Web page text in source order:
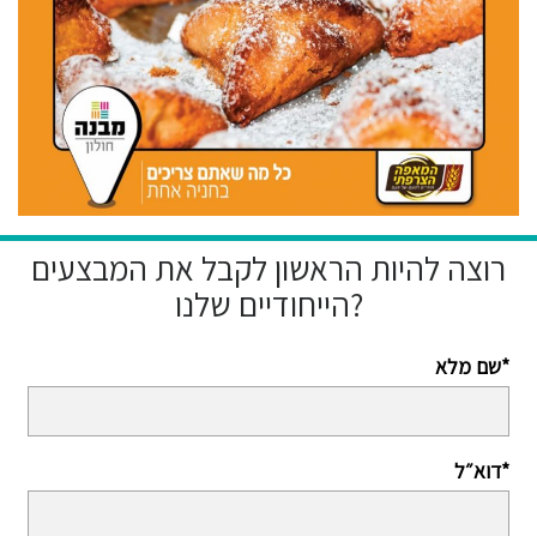
רוצה להיות הראשון לקבל את המבצעים
הייחודיים שלנו?
שם מלא*
דוא״ל*